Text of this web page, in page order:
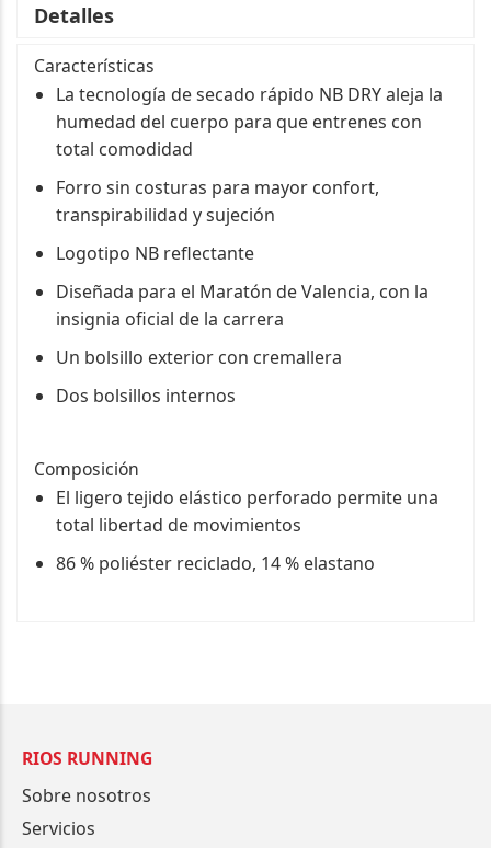
Detalles
Características
La tecnología de secado rápido NB DRY aleja la
humedad del cuerpo para que entrenes con
total comodidad
Forro sin costuras para mayor confort,
transpirabilidad y sujeción
Logotipo NB reflectante
Diseñada para el Maratón de Valencia, con la
insignia oficial de la carrera
Un bolsillo exterior con cremallera
Dos bolsillos internos
Composición
El ligero tejido elástico perforado permite una
total libertad de movimientos
86 % poliéster reciclado, 14 % elastano
RIOS RUNNING
Sobre nosotros
Servicios